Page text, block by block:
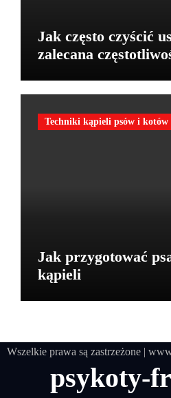
Jak często czyścić
zalecana
Techniki kąpieli psów i kotów
Jak przygotować
kąpieli
Wszelkie prawa są zastrzeżone |
psykoty-